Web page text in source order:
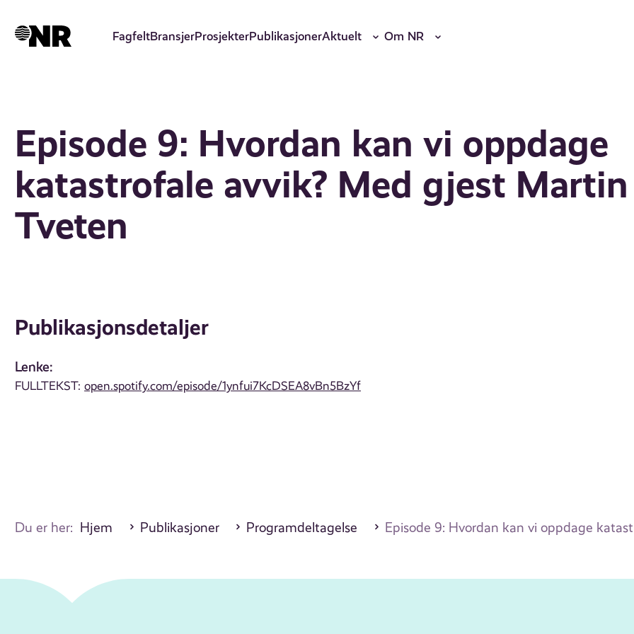
hovedinnhold
FagfeltBransjerProsjekterPublikasjonerAktuelt Om NR
Episode 9: Hvordan kan vi oppdage
katastrofale avvik? Med gjest Martin
Tveten
Publikasjonsdetaljer
Lenke:
FULLTEKST:open.spotify.com/episode/1ynfui7KcDSEA8vBn5BzYf
Du er her: Hjem Publikasjoner Programdeltagelse Episode 9: Hvordan kan vi oppdage